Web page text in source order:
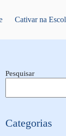
Cativar na
Pesquisar
Categorias